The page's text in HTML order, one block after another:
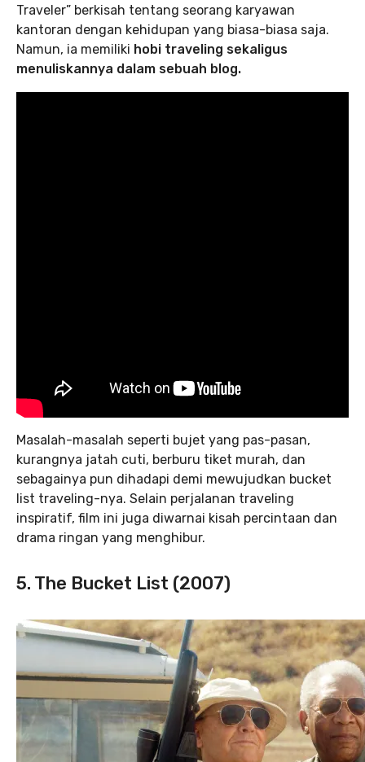
Traveler” berkisah tentang seorang karyawan
kantoran dengan kehidupan yang biasa-biasa saja.
Namun, ia memiliki hobi traveling sekaligus
menuliskannya dalam sebuah blog.
Masalah-masalah seperti bujet yang pas-pasan,
kurangnya jatah cuti, berburu tiket murah, dan
sebagainya pun dihadapi demi mewujudkan bucket
list traveling-nya. Selain perjalanan traveling
inspiratif, film ini juga diwarnai kisah percintaan dan
drama ringan yang menghibur.
5. The Bucket List (2007)